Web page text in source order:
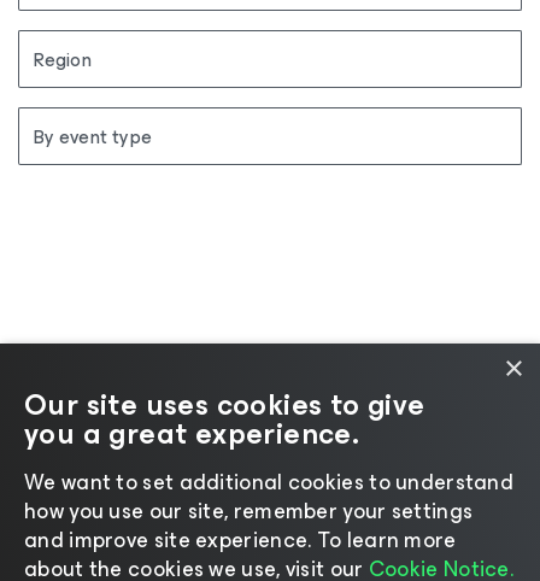
Region
By event type
©2026 Veeam® Software | Uwaga dotycząca
prywatności | Informacja na temat plików cookie
Prawo |
Zasady licencjonowania | Zasoby dla dostawców
Zmień język
×
Our site uses cookies to give
you a great experience.
We want to set additional cookies to understand
how you use our site, remember your settings
and improve site experience. ​To learn more
about the cookies we use, visit our Cookie Notice.